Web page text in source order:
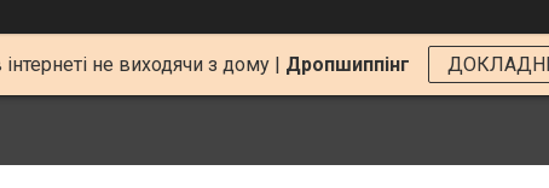
не виходячи з дому | Дропшиппінг